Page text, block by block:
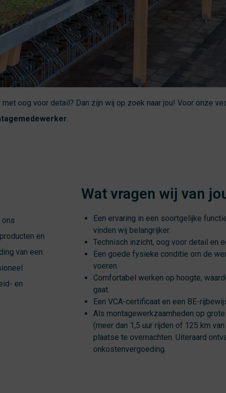
met oog voor detail? Dan zijn wij op zoek naar jou! Voor onze
.
ons
en
van een
en
Wat vragen wij van
Een ervaring in een soortgelijke
vinden wij belangrijker.
Technisch inzicht, oog voor detail en
Een goede fysieke conditie om de
voeren.
Comfortabel werken op hoogte,
gaat.
Een VCA-certificaat en een BE-
Als montagewerkzaamheden op
(meer dan 1,5 uur rijden of 125 km
plaatse te overnachten. Uiteraard
onkostenvergoeding.